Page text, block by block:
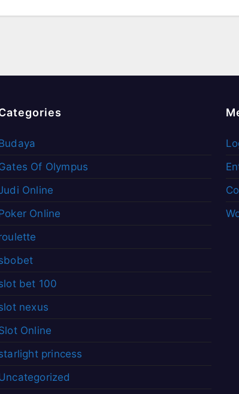
Of Olympus
Online
Online
bet 100
nexus
Online
princess